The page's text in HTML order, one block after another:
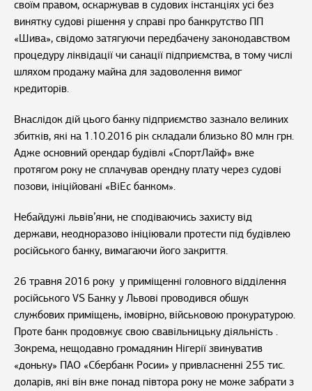
своїм правом, оскаржував в судових інстанціях усі без
винятку судові рішення у справі про банкрутство ПП
«Шива», свідомо затягуючи передбачену законодавством
процедуру ліквідації чи санації підприємства, в тому числі
шляхом продажу майна для задоволення вимог
кредиторів.
Внаслідок дій цього банку підприємство зазнало великих
збитків, які на 1.10.2016 рік складали близько 80 млн грн.
Адже основний орендар будівлі «СпортЛайф» вже
протягом року не сплачував орендну плату через судові
позови, ініційовані «ВіЕс банком».
Небайдужі львів’яни, не сподіваючись захисту від
держави, неодноразово ініціювали протести під будівлею
російського банку, вимагаючи його закриття.
26 травня 2016 року у приміщенні головного відділення
російського VS Банку у Львові проводився обшук
службових приміщень, імовірно, військовою прокуратурою.
Проте банк продовжує свою свавільницьку діяльність .
Зокрема, нещодавно громадянин Нігерії звинуватив
«доньку» ПАО «Сбербанк Росии» у привласненні 255 тис.
доларів, які він вже понад півтора року не може забрати з